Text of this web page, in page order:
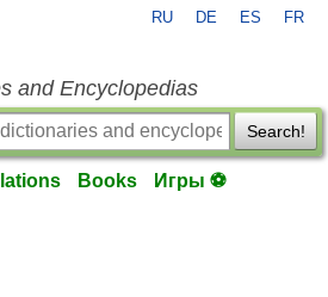
RU DE ES FR
and Encyclopedias
Search!
Books Игры ⚽